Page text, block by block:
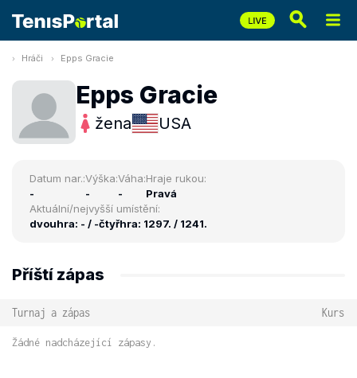
Hráči Epps Gracie
Epps Gracie
žena USA
Datum nar.:
-
Výška:
-
Váha:
-
Hraje rukou:
Pravá
Aktuální/nejvyšší umístění:
dvouhra: - / -čtyřhra: 1297. / 1241.
Příští zápas
Turnaj a zápas Kurs
Žádné nadcházející zápasy.